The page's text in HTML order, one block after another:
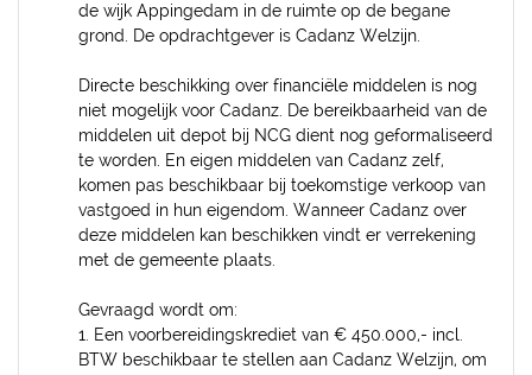
de wijk Appingedam in de ruimte op de begane
grond. De opdrachtgever is Cadanz Welzijn.
Directe beschikking over financiële middelen is nog
niet mogelijk voor Cadanz. De bereikbaarheid van de
middelen uit depot bij NCG dient nog geformaliseerd
te worden. En eigen middelen van Cadanz zelf,
komen pas beschikbaar bij toekomstige verkoop van
vastgoed in hun eigendom. Wanneer Cadanz over
deze middelen kan beschikken vindt er verrekening
met de gemeente plaats.
Gevraagd wordt om:
1. Een voorbereidingskrediet van € 450.000,- incl.
BTW beschikbaar te stellen aan Cadanz Welzijn, om